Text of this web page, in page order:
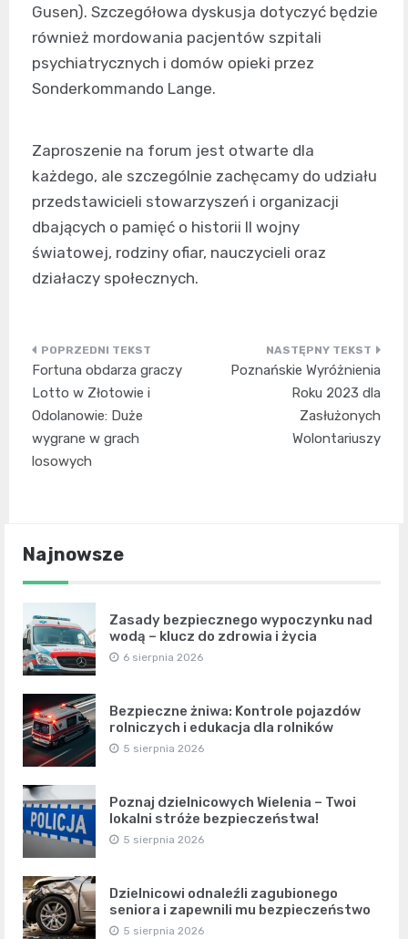
Gusen). Szczegółowa dyskusja dotyczyć będzie
również mordowania pacjentów szpitali
psychiatrycznych i domów opieki przez
Sonderkommando Lange.
Zaproszenie na forum jest otwarte dla
każdego, ale szczególnie zachęcamy do udziału
przedstawicieli stowarzyszeń i organizacji
dbających o pamięć o historii II wojny
światowej, rodziny ofiar, nauczycieli oraz
działaczy społecznych.
Nawigacja
wpisu
Fortuna obdarza graczy
Lotto w Złotowie i
Odolanowie: Duże
wygrane w grach
losowych
Poznańskie Wyróżnienia
Roku 2023 dla
Zasłużonych
Wolontariuszy
Najnowsze
Zasady bezpiecznego wypoczynku nad
wodą – klucz do zdrowia i życia
6 sierpnia 2026
Bezpieczne żniwa: Kontrole pojazdów
rolniczych i edukacja dla rolników
5 sierpnia 2026
Poznaj dzielnicowych Wielenia – Twoi
lokalni stróże bezpieczeństwa!
5 sierpnia 2026
Dzielnicowi odnaleźli zagubionego
seniora i zapewnili mu bezpieczeństwo
5 sierpnia 2026